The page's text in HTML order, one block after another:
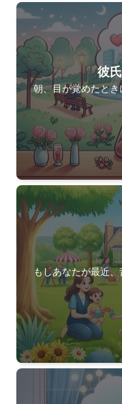
彼
朝、目が覚めたと
もしあなたが最近